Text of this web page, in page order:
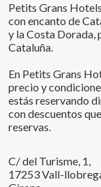
Petits Grans
con encanto de
y la Costa Dorada,
Cataluña.
En Petits Grans
precio y
estás reservando
con descuentos
reservas.
C/ del Turisme, 1,
17253 Vall-